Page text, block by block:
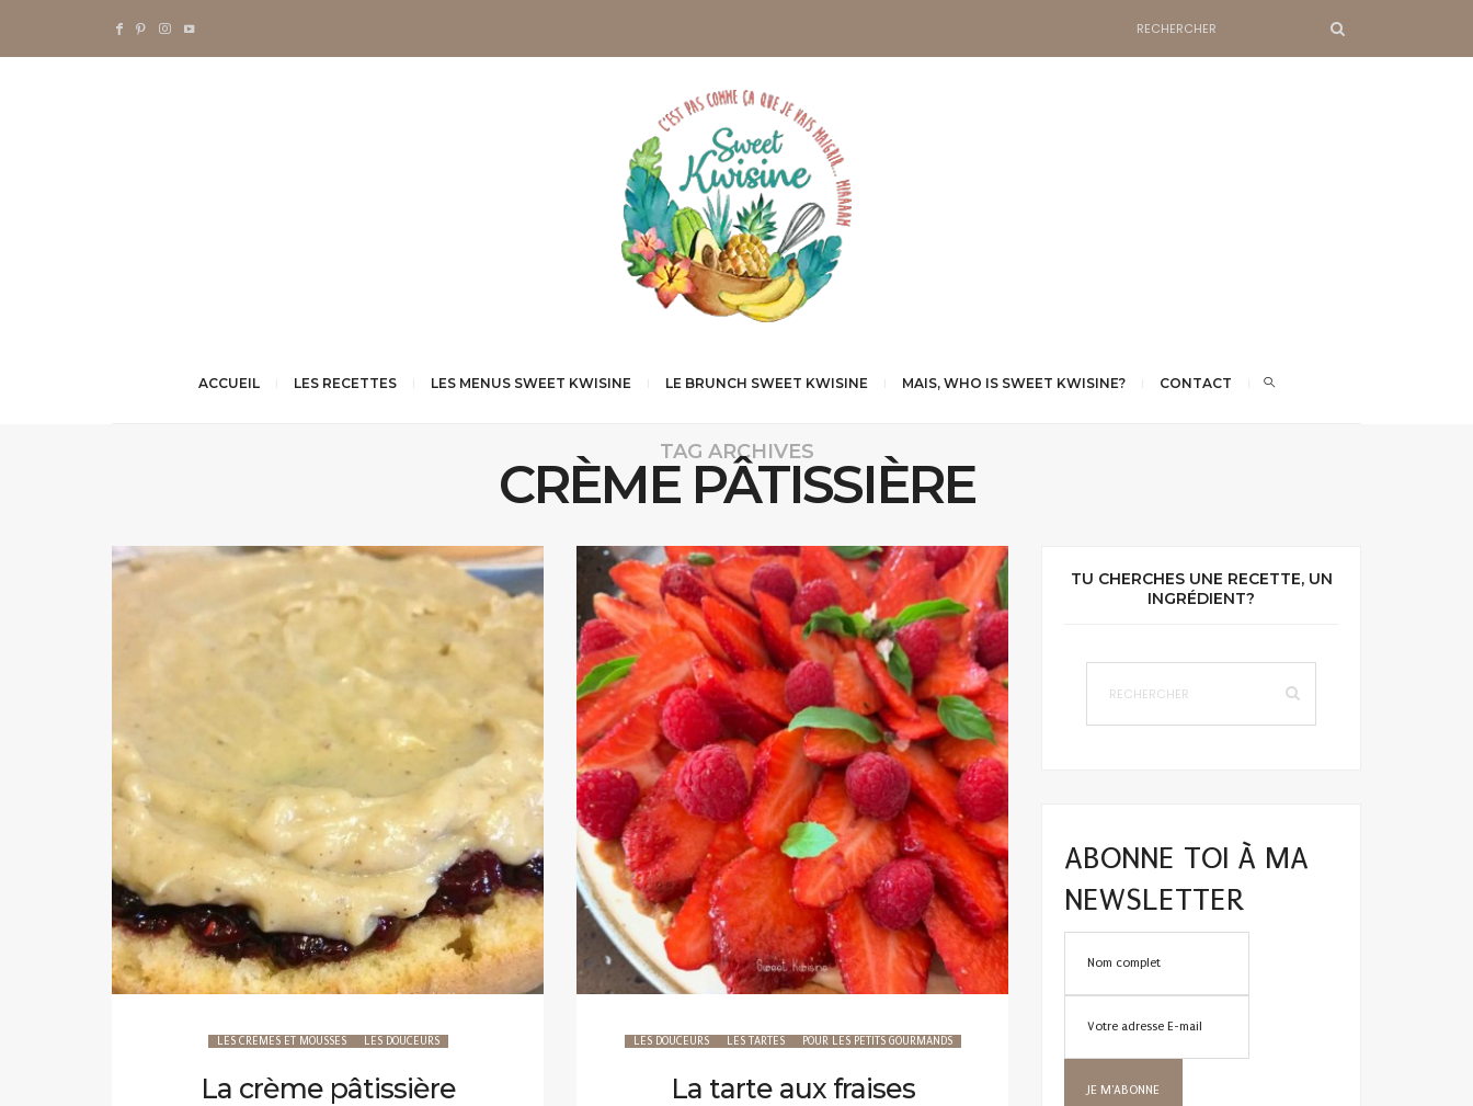
ACCUEIL LES RECETTES LES MENUS SWEET KWISINE LE BRUNCH SWEET KWISINE MAIS, WHO IS SWEET KWISINE? CONTACT
TAG ARCHIVES
CRÈME PÂTISSIÈRE
LES CRÈMES ET MOUSSES LES DOUCEURS
La crème pâtissière
LES DOUCEURS LES TARTES POUR LES PETITS GOURMANDS
La tarte aux fraises
TU CHERCHES UNE RECETTE, UN
INGRÉDIENT?
ABONNE TOI À MA
NEWSLETTER